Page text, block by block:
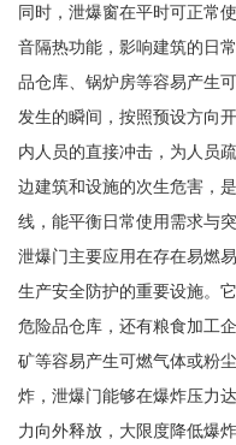
同时，泄爆窗在平时可正常
音隔热功能，影响建筑的日
品仓库、锅炉房等容易产生
发生的瞬间，按照预设方向
内人员的直接冲击，为人员
边建筑和设施的次生危害，
线，能平衡日常使用需求与
泄爆门主要应用在存在易燃
生产安全防护的重要设施。
危险品仓库，还有粮食加工
矿等容易产生可燃气体或粉
炸，泄爆门能够在爆炸压力
力向外释放，大限度降低爆